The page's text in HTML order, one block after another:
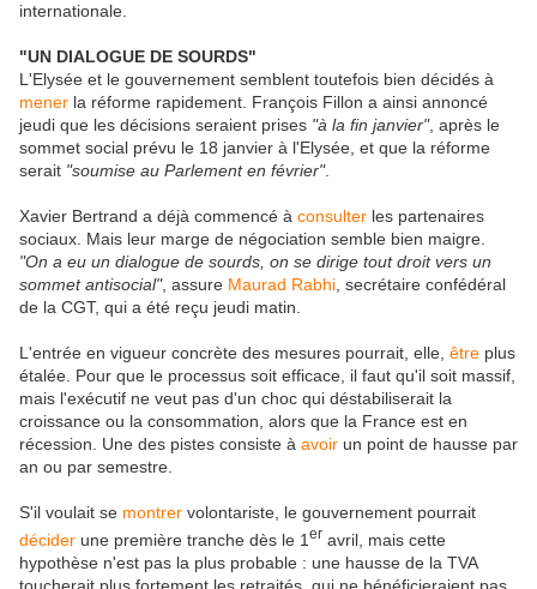
internationale.
"UN DIALOGUE DE SOURDS"
L'Elysée et le gouvernement semblent toutefois bien décidés à
mener la réforme rapidement. François Fillon a ainsi annoncé
jeudi que les décisions seraient prises "à la fin janvier", après le
sommet social prévu le 18 janvier à l'Elysée, et que la réforme
serait "soumise au Parlement en février".
Xavier Bertrand a déjà commencé à consulter les partenaires
sociaux. Mais leur marge de négociation semble bien maigre.
"On a eu un dialogue de sourds, on se dirige tout droit vers un
sommet antisocial", assure Maurad Rabhi , secrétaire confédéral
de la CGT, qui a été reçu jeudi matin.
L'entrée en vigueur concrète des mesures pourrait, elle, être plus
étalée. Pour que le processus soit efficace, il faut qu'il soit massif,
mais l'exécutif ne veut pas d'un choc qui déstabiliserait la
croissance ou la consommation, alors que la France est en
récession. Une des pistes consiste à avoir un point de hausse par
an ou par semestre.
S'il voulait se montrer volontariste, le gouvernement pourrait
décider une première tranche dès le 1 er avril, mais cette
hypothèse n'est pas la plus probable : une hausse de la TVA